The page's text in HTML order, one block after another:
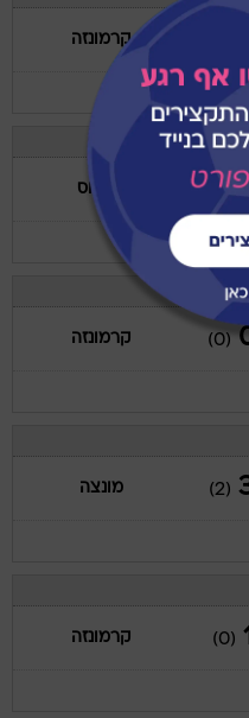
קרמונזה
(0) יובנטוס
(0) קרמונזה
(2) מונצה
(0) קרמונזה